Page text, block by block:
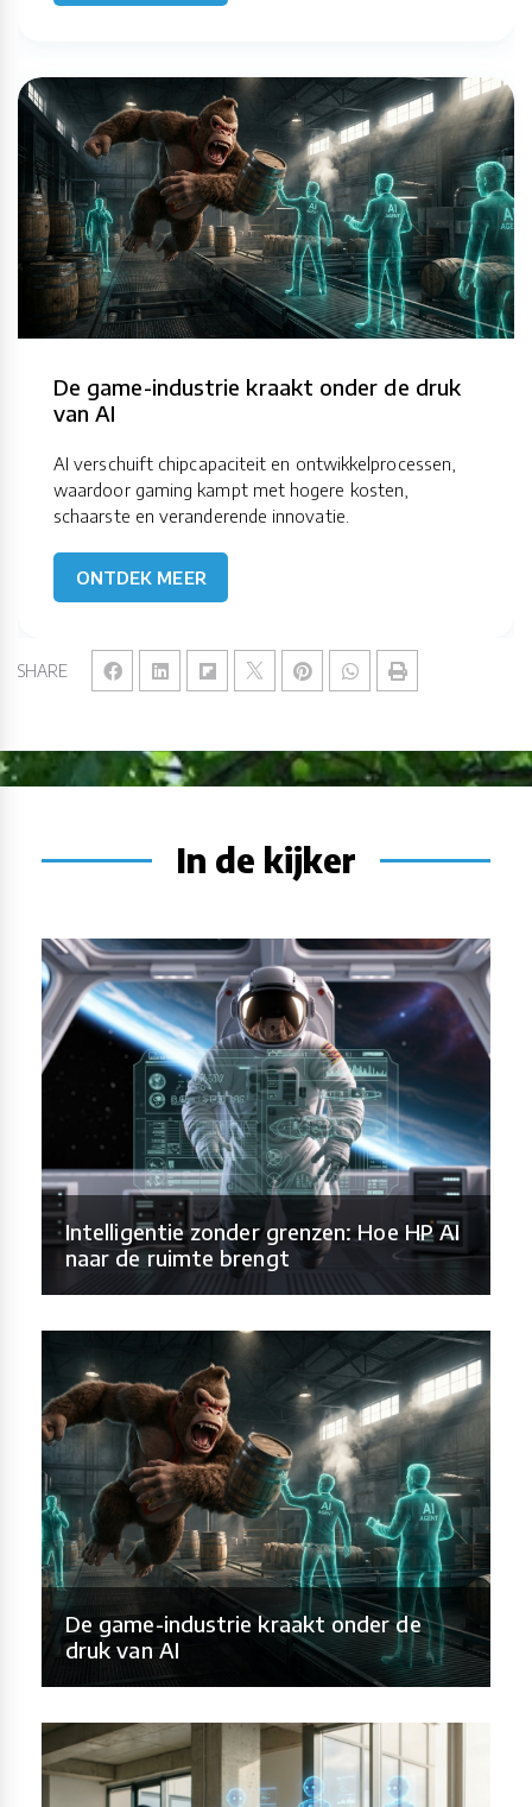
SHARE
De game-industrie kraakt onder de druk
van AI
AI verschuift chipcapaciteit en ontwikkelprocessen,
waardoor gaming kampt met hogere kosten,
schaarste en veranderende innovatie.
ONTDEK MEER
In de kijker
Intelligentie zonder grenzen: Hoe HP AI
naar de ruimte brengt
De game-industrie kraakt onder de
druk van AI